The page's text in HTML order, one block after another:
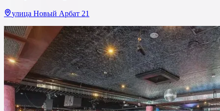
улица Новый Арбат 21